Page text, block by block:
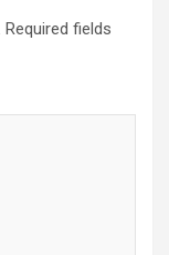
Required fields